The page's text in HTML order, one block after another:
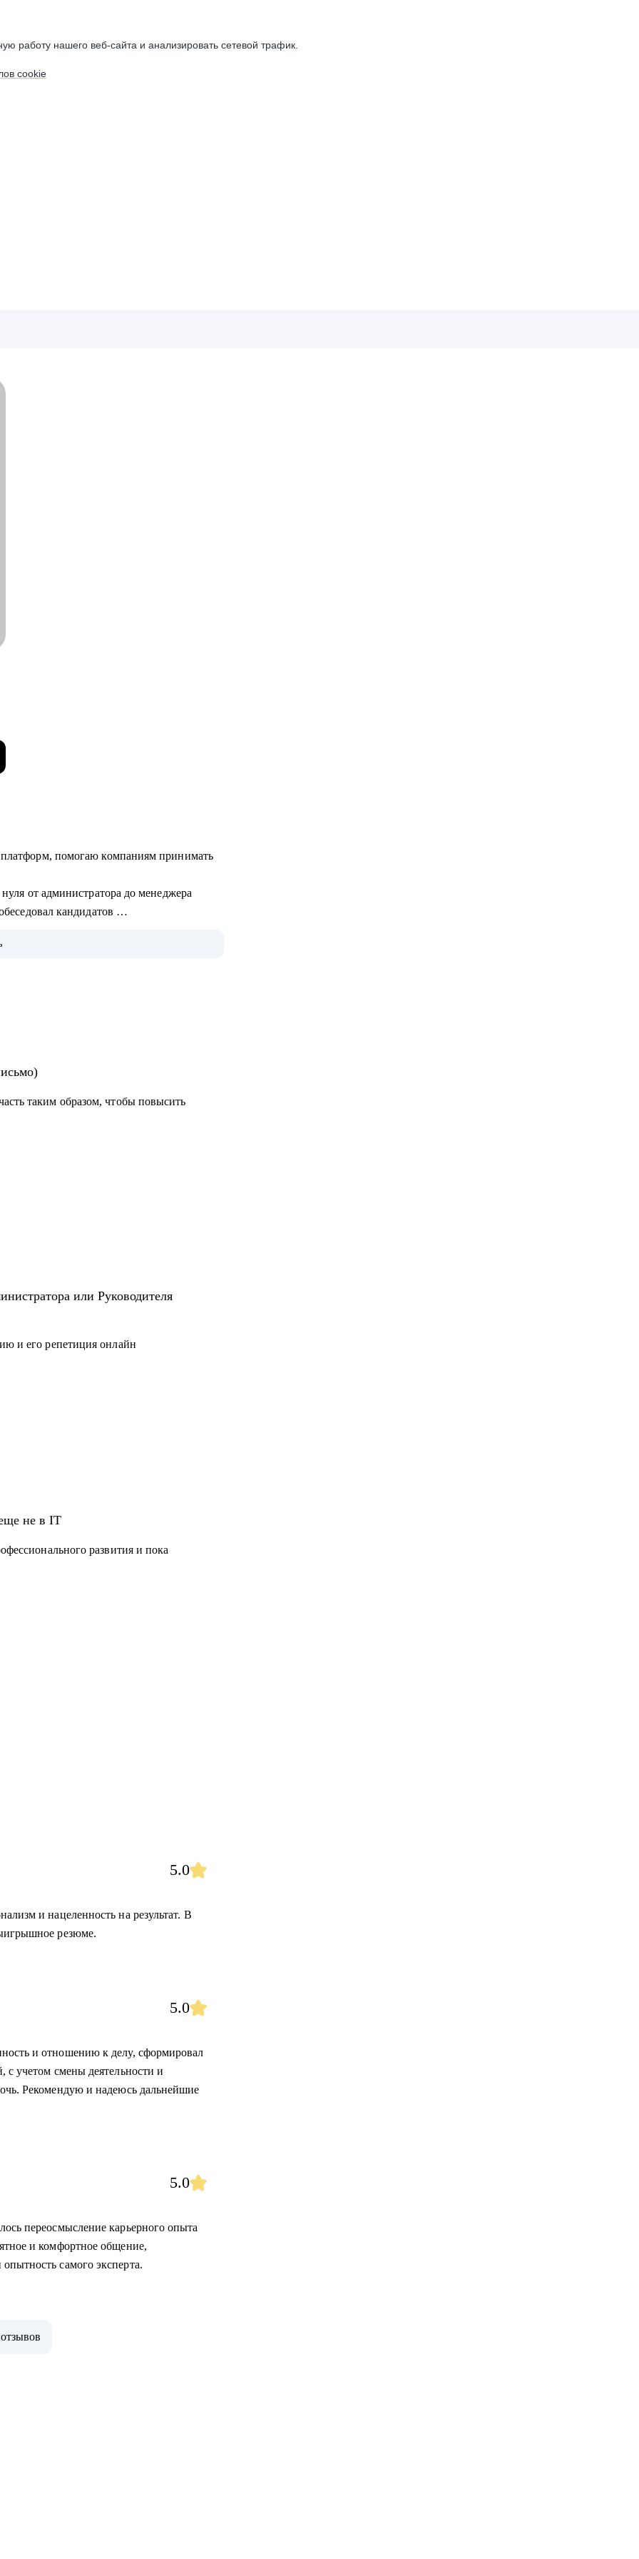
работу нашего веб-сайта и анализировать сетевой трафик.
cookie
платформ, помогаю компаниям принимать
от администратора до менеджера
кандидатов
таким образом, чтобы повысить
или Руководителя
и его репетиция онлайн
не в IT
развития и пока
5.0
и нацеленность на результат. В
резюме.
5.0
и отношению к делу, сформировал
учетом смены деятельности и
Рекомендую и надеюсь дальнейшие
5.0
переосмысление карьерного опыта
и комфортное общение,
самого эксперта.